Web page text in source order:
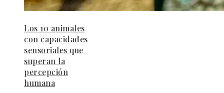
Los 10 animales
con capacidades
sensoriales que
superan la
percepción
humana